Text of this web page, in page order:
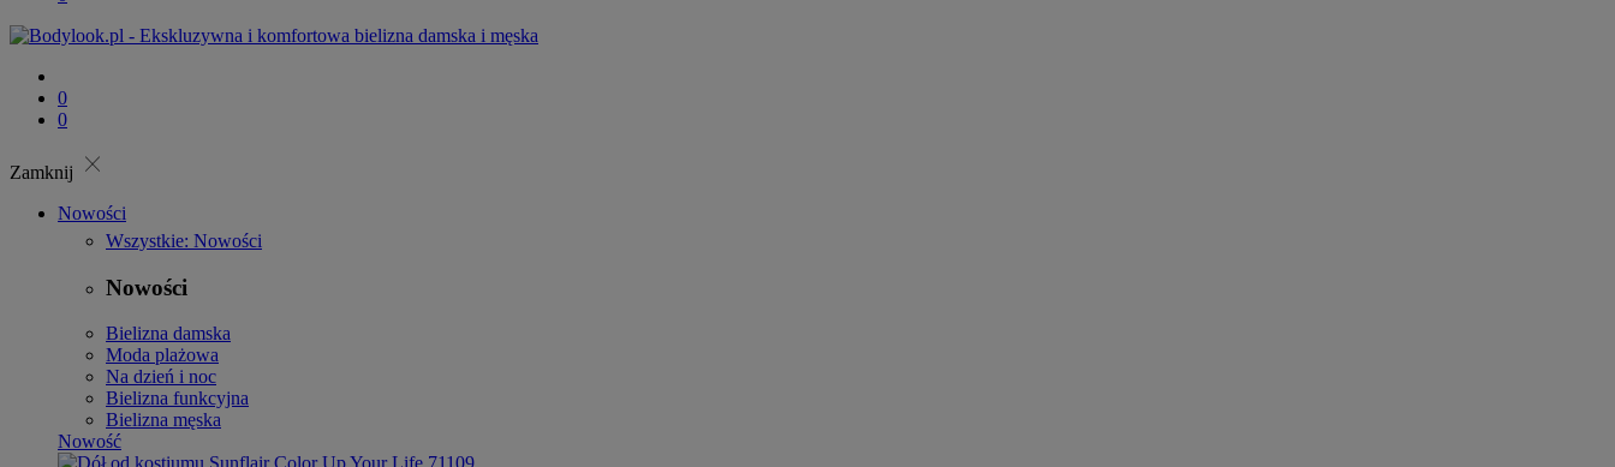
0
0
Zamknij close
Nowości
Wszystkie: Nowości
Nowości
Bielizna damska
Moda plażowa
Na dzień i noc
Bielizna funkcyjna
Bielizna męska
Nowość